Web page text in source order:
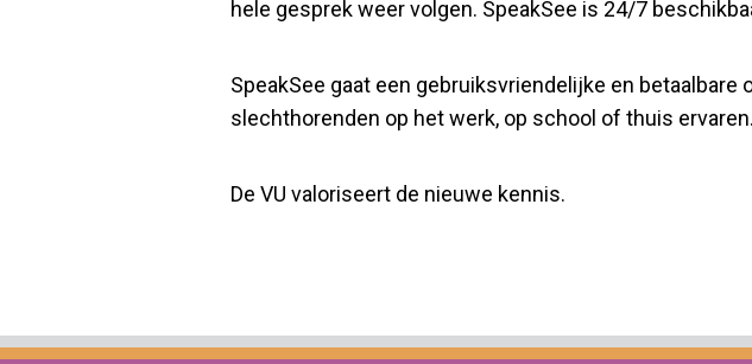
hele gesprek weer volgen. SpeakSee is 24/7
SpeakSee gaat een gebruiksvriendelijke en
slechthorenden op het werk, op school of thuis ervaren.
De VU valoriseert de nieuwe kennis.